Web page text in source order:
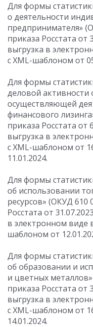
Для формы
о деятельности
предпринимателя»
приказа Росстата от
выгрузка в
с XML-шаблоном от
Для формы
деловой активности
осуществляющей
финансового
приказа Росстата от
выгрузка в
с XML-шаблоном от
11.01.2024.
Для формы
об использовании
ресурсов» (ОКУД 610
Росстата от 31.07.2023
в электронном виде
шаблоном от
Для формы
об образовании и
и цветных
приказа Росстата от
выгрузка в
с XML-шаблоном от
14.01.2024.